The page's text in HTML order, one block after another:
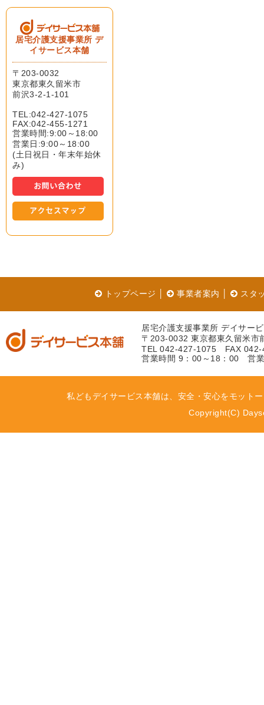
居宅介護支援事業所 デ
イサービス本舗
〒203-0032
東京都東久留米市
前沢3-2-1-101
TEL:042-427-1075
FAX:042-455-1271
営業時間:9:00～18:00
営業日:9:00～18:00
(土日祝日・年末年始休
み)
トップページ │ 事業者案内 │ スタ
居宅介護支援事業所 デイサー
〒203-0032 東京都東久留米市
TEL 042-427-1075 FAX 042-
営業時間 9：00～18：00 営
私どもデイサービス本舗は、安全・安心をモット
Copyright(C)